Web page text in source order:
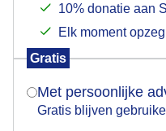
10% donatie aan
Elk moment
Gratis
Met persoonlijke
Gratis blijven
verschijnt er zo een
Is goed,